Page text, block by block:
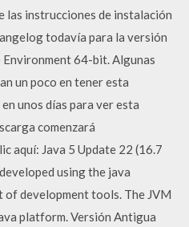
las instrucciones de instalación
todavía para la versión
64-bit. Algunas
un poco en tener esta
unos días para ver esta
comenzará
aquí: Java 5 Update 22 (16.7
using the java
of development tools. The JVM
platform. Versión Antigua